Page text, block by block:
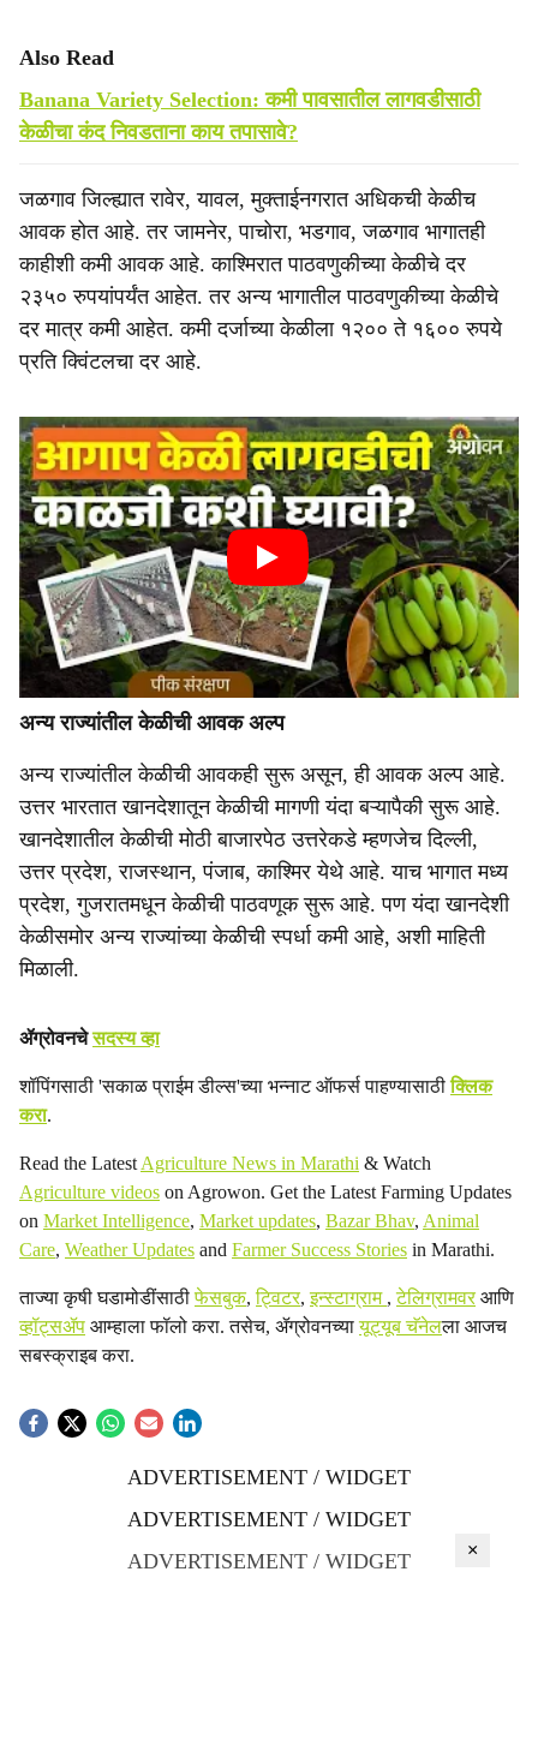
Also Read
Banana Variety Selection: कमी पावसातील लागवडीसाठी
केळीचा कंद निवडताना काय तपासावे?
जळगाव जिल्ह्यात रावेर, यावल, मुक्ताईनगरात अधिकची केळीच
आवक होत आहे. तर जामनेर, पाचोरा, भडगाव, जळगाव भागातही
काहीशी कमी आवक आहे. काश्मिरात पाठवणुकीच्या केळीचे दर
२३५० रुपयांपर्यंत आहेत. तर अन्य भागातील पाठवणुकीच्या केळीचे
दर मात्र कमी आहेत. कमी दर्जाच्या केळीला १२०० ते १६०० रुपये
प्रति क्विंटलचा दर आहे.
अन्य राज्यांतील केळीची आवक अल्प
अन्य राज्यांतील केळीची आवकही सुरू असून, ही आवक अल्प आहे.
उत्तर भारतात खानदेशातून केळीची मागणी यंदा बऱ्यापैकी सुरू आहे.
खानदेशातील केळीची मोठी बाजारपेठ उत्तरेकडे म्हणजेच दिल्ली,
उत्तर प्रदेश, राजस्थान, पंजाब, काश्मिर येथे आहे. याच भागात मध्य
प्रदेश, गुजरातमधून केळीची पाठवणूक सुरू आहे. पण यंदा खानदेशी
केळीसमोर अन्य राज्यांच्या केळीची स्पर्धा कमी आहे, अशी माहिती
मिळाली.
ॲग्रोवनचेसदस्य व्हा
शॉपिंगसाठी 'सकाळ प्राईम डील्स'च्या भन्नाट ऑफर्स पाहण्यासाठीक्लिक
करा.
Read the Latest Agriculture News in Marathi & Watch
Agriculture videos on Agrowon. Get the Latest Farming Updates
on Market Intelligence, Market updates, Bazar Bhav, Animal
Care, Weather Updates and Farmer Success Stories in Marathi.
ताज्या कृषी घडामोडींसाठीफेसबुक,ट्विटर,इन्स्टाग्राम ,टेलिग्रामवरआणि
व्हॉट्सॲप आम्हाला फॉलो करा. तसेच, ॲग्रोवनच्यायूट्यूब चॅनेलला आजच
सबस्क्राइब करा.
ADVERTISEMENT / WIDGET
ADVERTISEMENT / WIDGET
ADVERTISEMENT / WIDGET
×